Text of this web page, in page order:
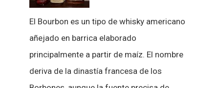
El Bourbon es un tipo de whisky americano
añejado en barrica elaborado
principalmente a partir de maíz. El nombre
deriva de la dinastía francesa de los